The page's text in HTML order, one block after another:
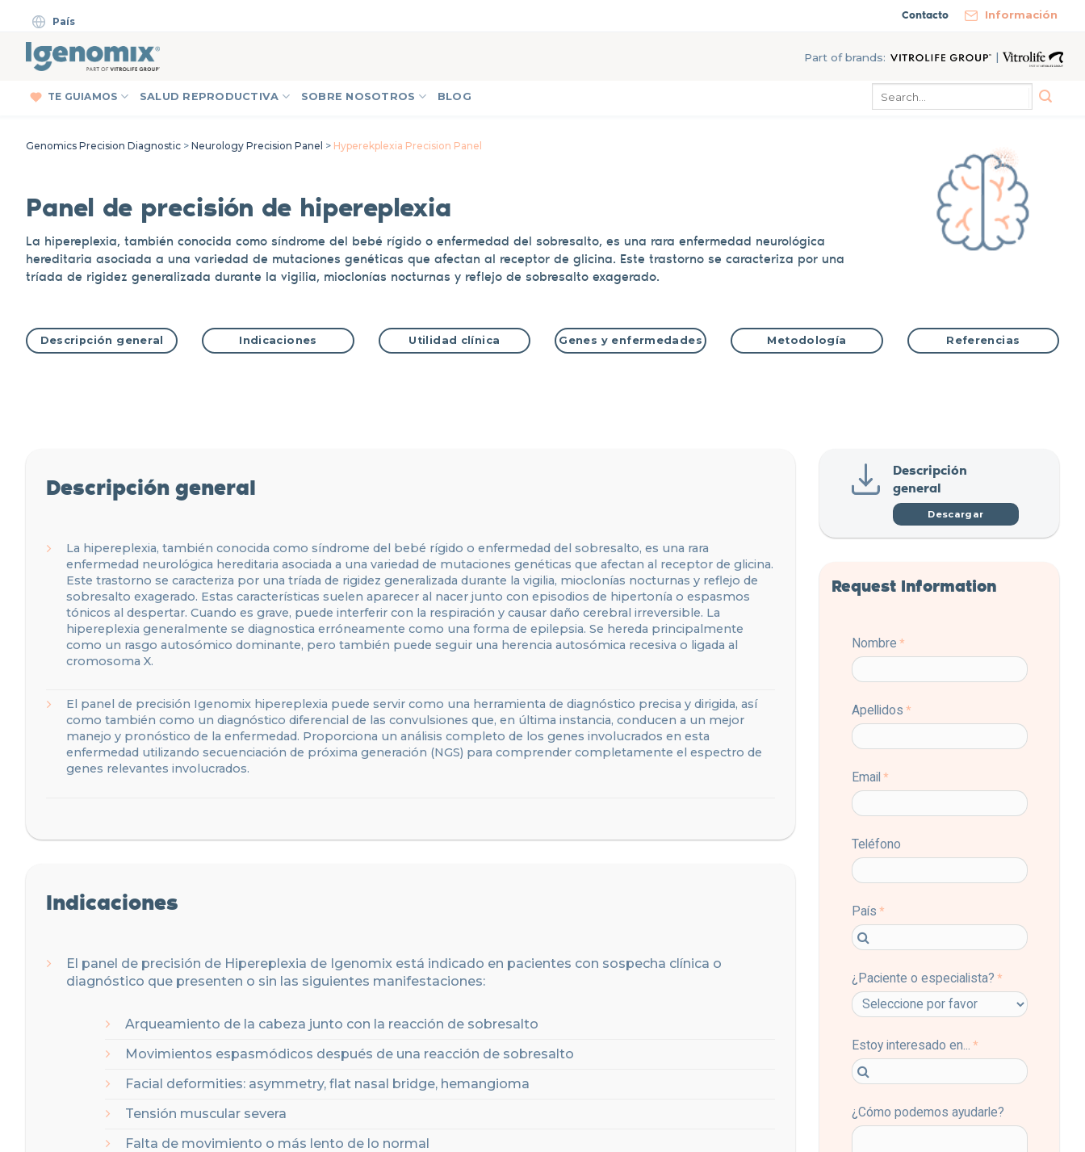
content
País Contacto Información
Part of brands: |
TE GUIAMOS SALUD REPRODUCTIVA SOBRE NOSOTROS BLOG
Genomics Precision Diagnostic > Neurology Precision Panel > Hyperekplexia Precision Panel
Panel de precisión de hipereplexia
La hipereplexia, también conocida como síndrome del bebé rígido o enfermedad del sobresalto, es una rara enfermedad neurológica
hereditaria asociada a una variedad de mutaciones genéticas que afectan al receptor de glicina. Este trastorno se caracteriza por una
tríada de rigidez generalizada durante la vigilia, mioclonías nocturnas y reflejo de sobresalto exagerado.
Descripción general Indicaciones Utilidad clínica Genes y enfermedades Metodología Referencias
Descripción general
La hipereplexia, también conocida como síndrome del bebé rígido o enfermedad del sobresalto, es una rara
enfermedad neurológica hereditaria asociada a una variedad de mutaciones genéticas que afectan al receptor de glicina.
Este trastorno se caracteriza por una tríada de rigidez generalizada durante la vigilia, mioclonías nocturnas y reflejo de
sobresalto exagerado. Estas características suelen aparecer al nacer junto con episodios de hipertonía o espasmos
tónicos al despertar. Cuando es grave, puede interferir con la respiración y causar daño cerebral irreversible. La
hipereplexia generalmente se diagnostica erróneamente como una forma de epilepsia. Se hereda principalmente
como un rasgo autosómico dominante, pero también puede seguir una herencia autosómica recesiva o ligada al
cromosoma X.
El panel de precisión Igenomix hipereplexia puede servir como una herramienta de diagnóstico precisa y dirigida, así
como también como un diagnóstico diferencial de las convulsiones que, en última instancia, conducen a un mejor
manejo y pronóstico de la enfermedad. Proporciona un análisis completo de los genes involucrados en esta
enfermedad utilizando secuenciación de próxima generación (NGS) para comprender completamente el espectro de
genes relevantes involucrados.
Indicaciones
El panel de precisión de Hipereplexia de Igenomix está indicado en pacientes con sospecha clínica o
diagnóstico que presenten o sin las siguientes manifestaciones:
Arqueamiento de la cabeza junto con la reacción de sobresalto
Movimientos espasmódicos después de una reacción de sobresalto
Facial deformities: asymmetry, flat nasal bridge, hemangioma
Tensión muscular severa
Falta de movimiento o más lento de lo normal
Descripción
general
Descargar
Request Information